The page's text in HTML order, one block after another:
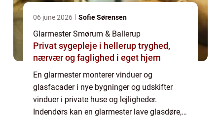
06 june 2026 Sofie Sørensen
Glarmester Smørum & Ballerup
Privat sygepleje i hellerup tryghed,
nærvær og faglighed i eget hjem
En glarmester monterer vinduer og
glasfacader i nye bygninger og udskifter
vinduer i private huse og lejligheder.
Indendørs kan en glarmester lave glasdøre,